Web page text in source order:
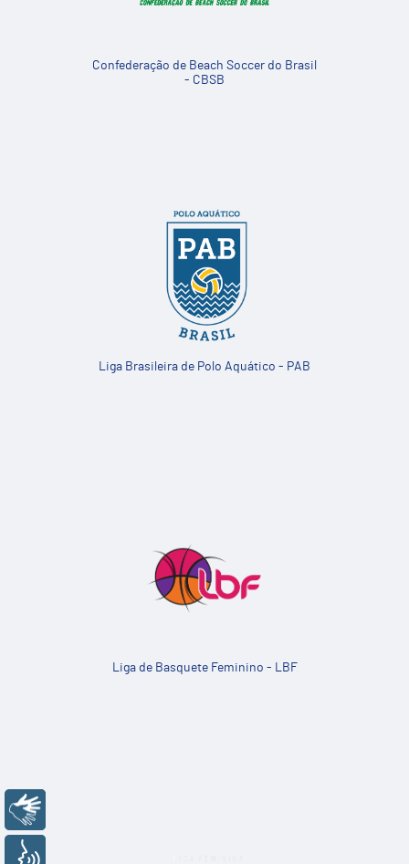
Confederação de Beach Soccer do Brasil
- CBSB
Liga Brasileira de Polo Aquático - PAB
Liga de Basquete Feminino - LBF